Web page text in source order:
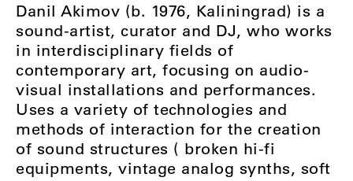
Danil Akimov (b. 1976, Kaliningrad) is a
sound-artist, curator and DJ, who works
in interdisciplinary fields of
contemporary art, focusing on audio-
visual installations and performances.
Uses a variety of technologies and
methods of interaction for the creation
of sound structures ( broken hi-fi
equipments, vintage analog synths, soft